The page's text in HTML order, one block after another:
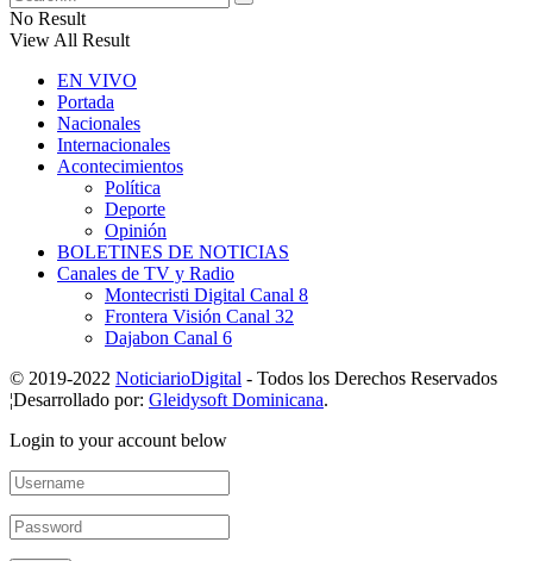
No Result
View All Result
EN VIVO
Portada
Nacionales
Internacionales
Acontecimientos
Política
Deporte
Opinión
BOLETINES DE NOTICIAS
Canales de TV y Radio
Montecristi Digital Canal 8
Frontera Visión Canal 32
Dajabon Canal 6
© 2019-2022 NoticiarioDigital - Todos los Derechos Reservados
¦Desarrollado por: Gleidysoft Dominicana.
Login to your account below